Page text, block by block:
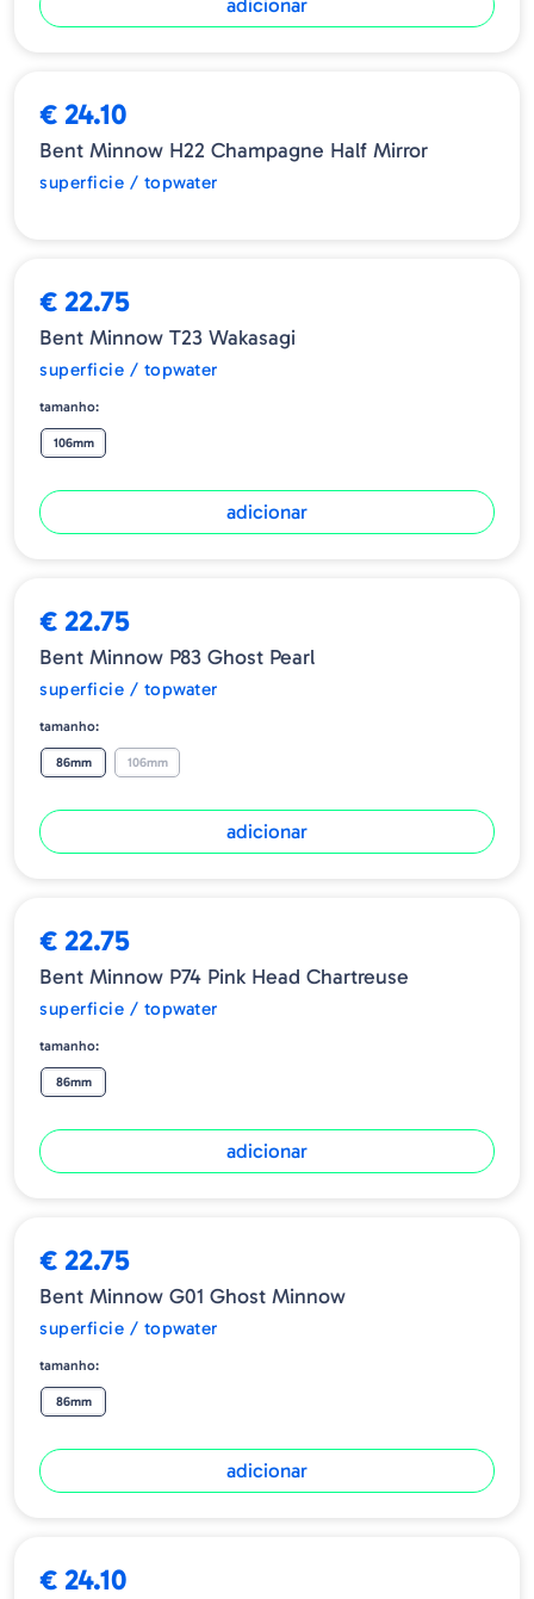
adicionar
€ 24.10
Bent Minnow H22 Champagne Half Mirror
superficie / topwater
€ 22.75
Bent Minnow T23 Wakasagi
superficie / topwater
tamanho:
106mm
adicionar
€ 22.75
Bent Minnow P83 Ghost Pearl
superficie / topwater
tamanho:
86mm 106mm
adicionar
€ 22.75
Bent Minnow P74 Pink Head Chartreuse
superficie / topwater
tamanho:
86mm
adicionar
€ 22.75
Bent Minnow G01 Ghost Minnow
superficie / topwater
tamanho:
86mm
adicionar
€ 24.10